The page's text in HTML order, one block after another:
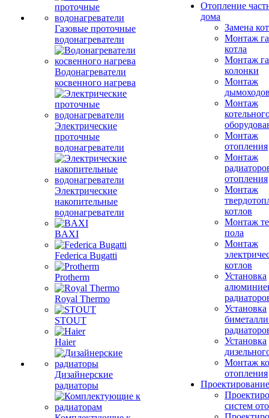
Газовые проточные
водонагреватели
Водонагреватели
косвенного нагрева
Электрические
проточные
водонагреватели
Электрические
накопительные
водонагреватели
BAXI
Federica Bugatti
Protherm
Royal Thermo
STOUT
Haier
Дизайнерские
радиаторы
Отопление
дома
Замена
Монтаж
котла
Монтаж
колонки
Монтаж
Монтаж
Монтаж
отопления
Монтаж
отопления
Монтаж
котлов
Монтаж
пола
Монтаж
котлов
Установка
Установка
Установка
Монтаж
отопления
Проектирование
систем